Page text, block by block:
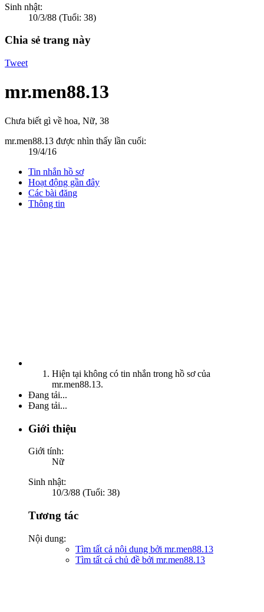
Sinh nhật:
10/3/88 (Tuổi: 38)
Chia sẻ trang này
Tweet
mr.men88.13
Chưa biết gì về hoa, Nữ, 38
mr.men88.13 được nhìn thấy lần cuối:
19/4/16
Tin nhắn hồ sơ
Hoạt động gần đây
Các bài đăng
Thông tin
Hiện tại không có tin nhắn trong hồ sơ của
mr.men88.13.
Đang tải...
Đang tải...
Giới thiệu
Giới tính:
Nữ
Sinh nhật:
10/3/88 (Tuổi: 38)
Tương tác
Nội dung:
Tìm tất cả nội dung bởi mr.men88.13
Tìm tất cả chủ đề bởi mr.men88.13